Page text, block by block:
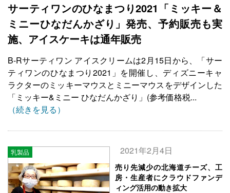
サーティワンのひなまつり2021「ミッキー＆
ミニーひなだんかざり」発売、予約販売も実
施、アイスケーキは通年販売
B-Rサーティワン アイスクリームは2月15日から、「サー
ティワンのひなまつり2021」を開催し、ディズニーキャ
ラクターのミッキーマウスとミニーマウスをデザインした
「ミッキー&ミニー ひなだんかざり」(参考価格税...
（続きを見る）
乳製品 2021年2月4日
売り先減少の北海道チーズ、工
房・生産者にクラウドファンデ
ィング活用の動き拡大